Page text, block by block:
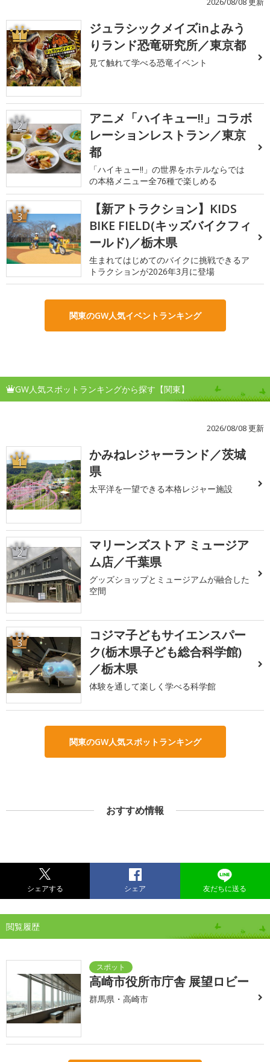
1
ジュラシックメイズinよみう
りランド恐竜研究所／東京都
見て触れて学べる恐竜イベント
2
アニメ「ハイキュー!!」コラボ
レーションレストラン／東京
都
「ハイキュー!!」の世界をホテルならでは
の本格メニュー全76種で楽しめる
3
【新アトラクション】KIDS
BIKE FIELD(キッズバイクフィ
ールド)／栃木県
生まれてはじめてのバイクに挑戦できるア
トラクションが2026年3月に登場
関東のGW人気イベントランキング
GW人気スポットランキングから探す【関東】
2026/08/08 更新
1
かみねレジャーランド／茨城
県
太平洋を一望できる本格レジャー施設
2
マリーンズストア ミュージア
ム店／千葉県
グッズショップとミュージアムが融合した
空間
3
コジマ子どもサイエンスパー
ク(栃木県子ども総合科学館)
／栃木県
体験を通して楽しく学べる科学館
関東のGW人気スポットランキング
おすすめ情報
シェアする シェア 友だちに送る
閲覧履歴
高崎市役所市庁舎 展望ロビー
群馬県・高崎市